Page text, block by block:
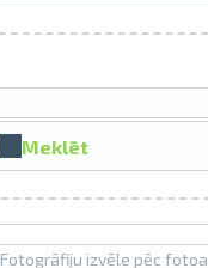
Meklēt
Fotogrāfiju izvēle pēc